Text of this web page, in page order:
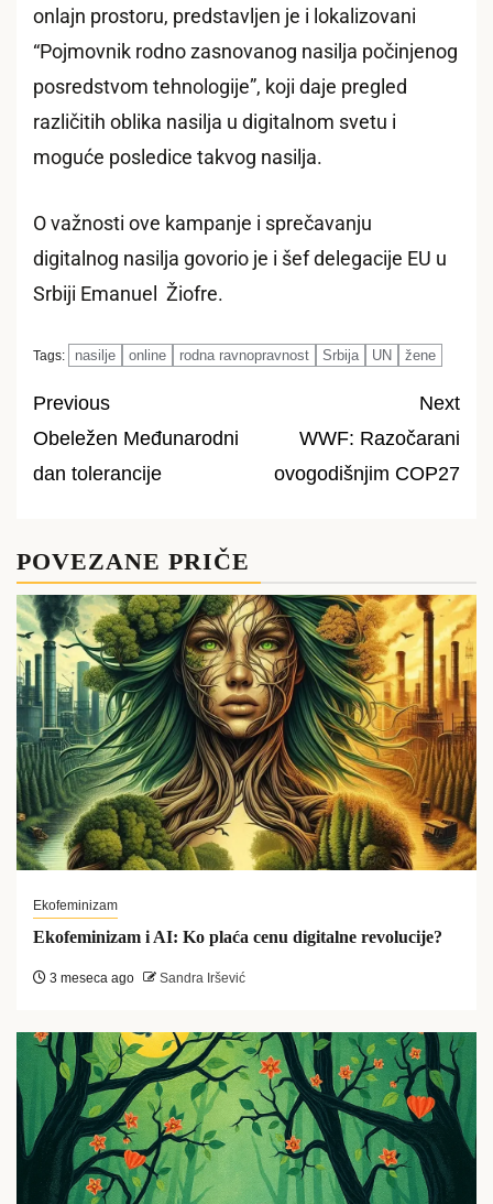
onlajn prostoru, predstavljen je i lokalizovani
“Pojmovnik rodno zasnovanog nasilja počinjenog
posredstvom tehnologije”, koji daje pregled
različitih oblika nasilja u digitalnom svetu i
moguće posledice takvog nasilja.
O važnosti ove kampanje i sprečavanju
digitalnog nasilja govorio je i šef delegacije EU u
Srbiji Emanuel Žiofre.
Tags: nasilje online rodna ravnopravnost Srbija UN žene
Post
navigation
Previous
Obeležen Međunarodni
dan tolerancije
Next
WWF: Razočarani
ovogodišnjim COP27
POVEZANE PRIČE
Ekofeminizam
Ekofeminizam i AI: Ko plaća cenu digitalne revolucije?
3 meseca ago Sandra Iršević